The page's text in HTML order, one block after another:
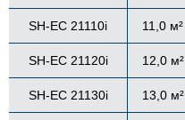
SH-EC 21110i 11,0 м²
SH-EC 21120i 12,0 м²
SH-EC 21130i 13,0 м²